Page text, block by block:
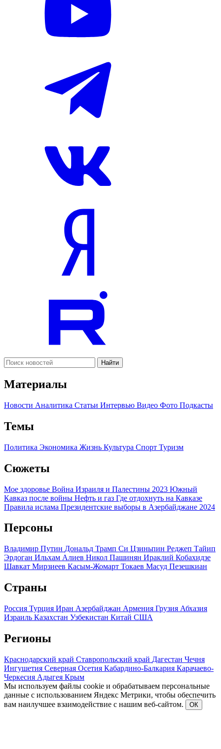
Найти
Материалы
Новости Аналитика Статьи Интервью Видео Фото Подкасты
Темы
Политика Экономика Жизнь Культура Спорт Туризм
Сюжеты
Мое здоровье Война Израиля и Палестины 2023 Южный
Кавказ после войны Нефть и газ Где отдохнуть на Кавказе
Правила ислама Президентские выборы в Азербайджане 2024
Персоны
Владимир Путин Дональд Трамп Си Цзиньпин Реджеп Тайип
Эрдоган Ильхам Алиев Никол Пашинян Ираклий Кобахидзе
Шавкат Мирзиеев Касым-Жомарт Токаев Масуд Пезешкиан
Страны
Россия Турция Иран Азербайджан Армения Грузия Абхазия
Израиль Казахстан Узбекистан Китай США
Регионы
Краснодарский край Ставропольский край Дагестан Чечня
Ингушетия Северная Осетия Кабардино-Балкария Карачаево-
Черкесия Адыгея Крым
Мы используем файлы cookie и обрабатываем персональные
данные с использованием Яндекс Метрики, чтобы обеспечить
вам наилучшее взаимодействие с нашим веб-сайтом.
ОК